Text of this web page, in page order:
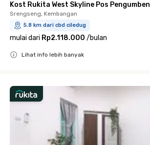
Kost Rukita West Skyline Pos Pengumben
Srengseng, Kembangan
5.8 km dari cbd ciledug
mulai dari Rp2.118.000 /bulan
Lihat info lebih banyak